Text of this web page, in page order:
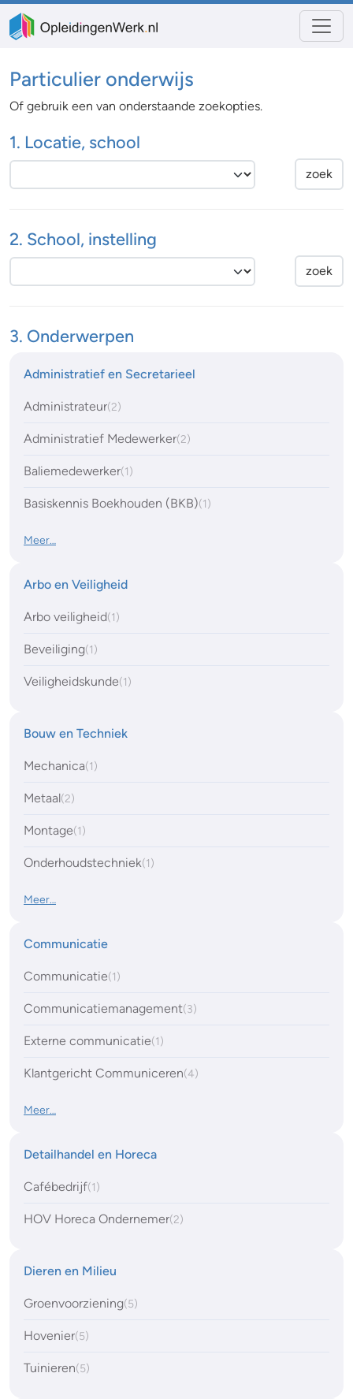
Particulier onderwijs
Of gebruik een van onderstaande zoekopties.
1. Locatie, school
2. School, instelling
3. Onderwerpen
Administratief en Secretarieel
Administrateur(2)
Administratief Medewerker(2)
Baliemedewerker(1)
Basiskennis Boekhouden (BKB)(1)
Meer…
Arbo en Veiligheid
Arbo veiligheid(1)
Beveiliging(1)
Veiligheidskunde(1)
Bouw en Techniek
Mechanica(1)
Metaal(2)
Montage(1)
Onderhoudstechniek(1)
Meer…
Communicatie
Communicatie(1)
Communicatiemanagement(3)
Externe communicatie(1)
Klantgericht Communiceren(4)
Meer…
Detailhandel en Horeca
Cafébedrijf(1)
HOV Horeca Ondernemer(2)
Dieren en Milieu
Groenvoorziening(5)
Hovenier(5)
Tuinieren(5)